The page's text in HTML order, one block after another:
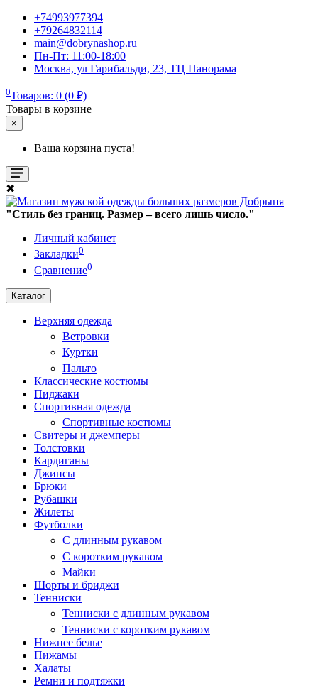
+74993977394
+79264832114
main@dobrynashop.ru
Пн-Пт: 11:00-18:00
Москва, ул Гарибальди, 23, ТЦ Панорама
0Товаров: 0 (0 ₽)
Товары в корзине
×
Ваша корзина пуста!
✖
"Стиль без границ. Размер – всего лишь число."
Личный кабинет
Закладки0
Сравнение0
Каталог
Верхняя одежда
Ветровки
Куртки
Пальто
Классические костюмы
Пиджаки
Спортивная одежда
Спортивные костюмы
Свитеры и джемперы
Толстовки
Кардиганы
Джинсы
Брюки
Рубашки
Жилеты
Футболки
С длинным рукавом
С коротким рукавом
Майки
Шорты и бриджи
Тенниски
Тенниски с длинным рукавом
Тенниски с коротким рукавом
Нижнее белье
Пижамы
Халаты
Ремни и подтяжки